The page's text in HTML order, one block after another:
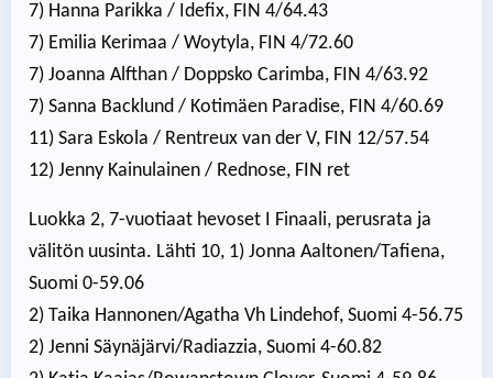
7) Hanna Parikka / Idefix, FIN 4/64.43
7) Emilia Kerimaa / Woytyla, FIN 4/72.60
7) Joanna Alfthan / Doppsko Carimba, FIN 4/63.92
7) Sanna Backlund / Kotimäen Paradise, FIN 4/60.69
11) Sara Eskola / Rentreux van der V, FIN 12/57.54
12) Jenny Kainulainen / Rednose, FIN ret
Luokka 2, 7-vuotiaat hevoset I Finaali, perusrata ja
välitön uusinta. Lähti 10, 1) Jonna Aaltonen/Tafiena,
Suomi 0-59.06
2) Taika Hannonen/Agatha Vh Lindehof, Suomi 4-56.75
2) Jenni Säynäjärvi/Radiazzia, Suomi 4-60.82